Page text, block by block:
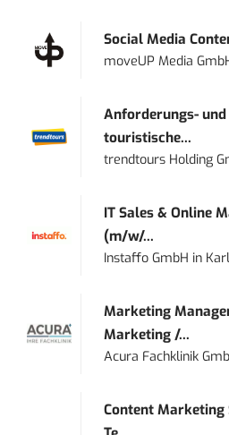
Social Media
moveUP Media
Anforderungs-
touristische...
trendtours Holding
IT Sales & Online
(m/w/...
Instaffo GmbH in
Marketing
Marketing /...
Acura Fachklinik
Content